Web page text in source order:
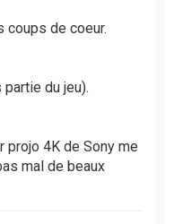
coups de coeur.
du jeu).
projo 4K de Sony me
mal de beaux